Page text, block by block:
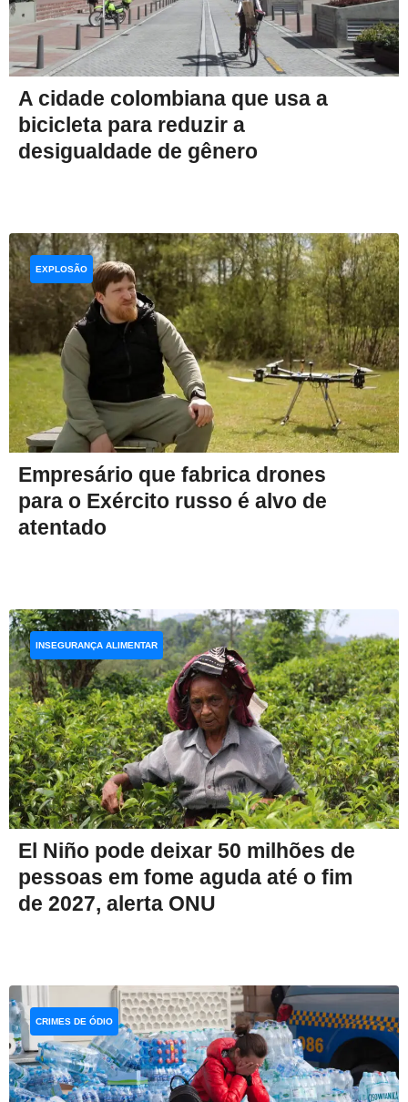
A cidade colombiana que usa a
bicicleta para reduzir a
desigualdade de gênero
Empresário que fabrica drones
para o Exército russo é alvo de
atentado
EXPLOSÃO
El Niño pode deixar 50 milhões de
pessoas em fome aguda até o fim
de 2027, alerta ONU
INSEGURANÇA ALIMENTAR
CRIMES DE ÓDIO